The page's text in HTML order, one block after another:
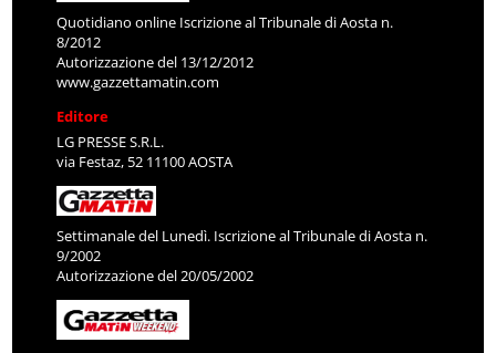
Quotidiano online Iscrizione al Tribunale di Aosta n.
8/2012
Autorizzazione del 13/12/2012
www.gazzettamatin.com
Editore
LG PRESSE S.R.L.
via Festaz, 52 11100 AOSTA
Settimanale del Lunedì. Iscrizione al Tribunale di Aosta n.
9/2002
Autorizzazione del 20/05/2002